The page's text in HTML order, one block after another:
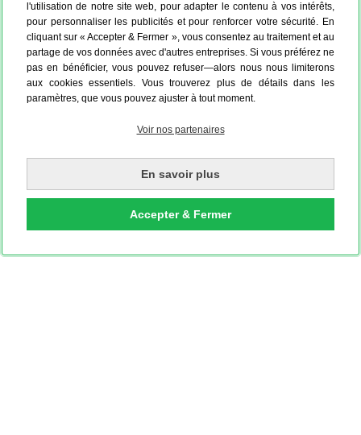
l'utilisation de notre site web, pour adapter le contenu à vos intérêts,
pour personnaliser les publicités et pour renforcer votre sécurité. En
cliquant sur « Accepter & Fermer », vous consentez au traitement et au
partage de vos données avec d'autres entreprises. Si vous préférez ne
pas en bénéficier, vous pouvez refuser—alors nous nous limiterons
aux cookies essentiels. Vous trouverez plus de détails dans les
paramètres, que vous pouvez ajuster à tout moment.
Voir nos partenaires
En savoir plus
Accepter & Fermer